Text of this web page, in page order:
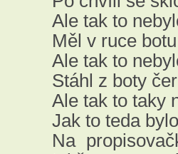
Ale tak to
Měl v ruce
Ale tak to
Stáhl z boty
Ale tak to taky
Jak to teda
Na